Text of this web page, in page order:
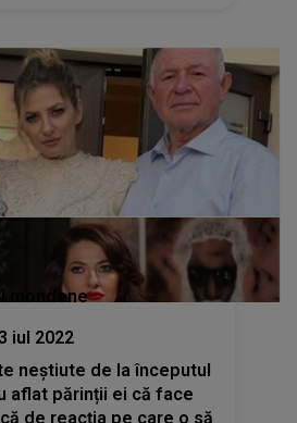
mondene
iul 2022
neștiute de la începutul
aflat părinții ei că face
de reacția pe care o să